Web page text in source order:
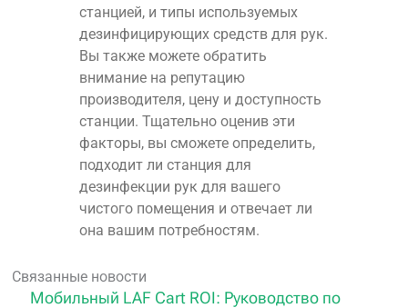
станцией, и типы используемых
дезинфицирующих средств для рук.
Вы также можете обратить
внимание на репутацию
производителя, цену и доступность
станции. Тщательно оценив эти
факторы, вы сможете определить,
подходит ли станция для
дезинфекции рук для вашего
чистого помещения и отвечает ли
она вашим потребностям.
Связанные новости
Мобильный LAF Cart ROI: Руководство по